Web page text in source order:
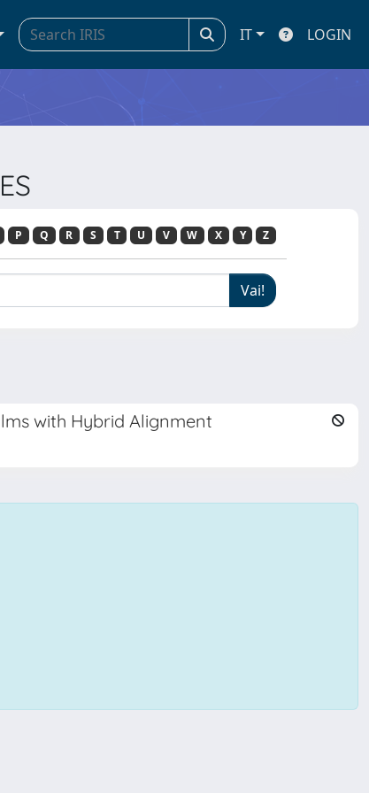
IT LOGIN
P Q R S T U V W X Y Z
with Hybrid Alignment